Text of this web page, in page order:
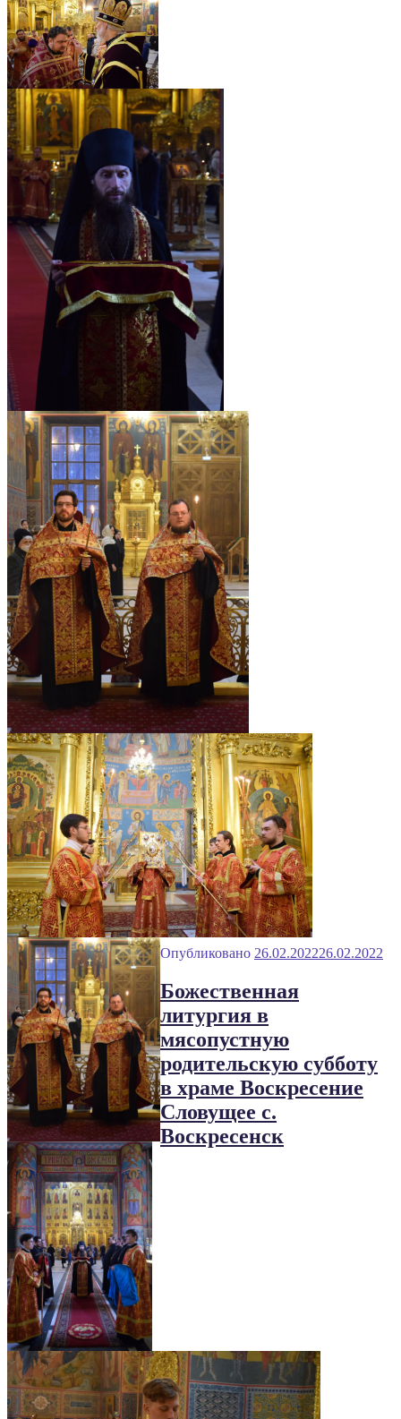
Опубликовано 26.02.202226.02.2022
Божественная
литургия в
мясопустную
родительскую субботу
в храме Воскресение
Словущее с.
Воскресенск